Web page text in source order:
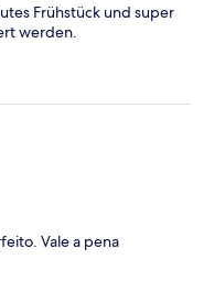
Frühstück und super
werden.
Vale a pena